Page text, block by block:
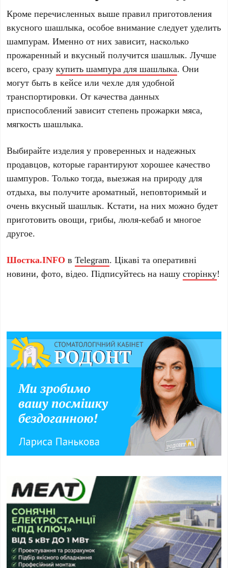
Кроме перечисленных выше правил приготовления
вкусного шашлыка, особое внимание следует уделить
шампурам. Именно от них зависит, насколько
прожаренный и вкусный получится шашлык. Лучше
всего, сразукупить шампура для шашлыка. Они
могут быть в кейсе или чехле для удобной
транспортировки. От качества данных
приспособлений зависит степень прожарки мяса,
мягкость шашлыка.
Выбирайте изделия у проверенных и надежных
продавцов, которые гарантируют хорошее качество
шампуров. Только тогда, выезжая на природу для
отдыха, вы получите ароматный, неповторимый и
очень вкусный шашлык. Кстати, на них можно будет
приготовить овощи, грибы, люля-кебаб и многое
другое.
Шостка.INFO вTelegram. Цікаві та оперативні
новини, фото, відео. Підписуйтесь на нашусторінку!